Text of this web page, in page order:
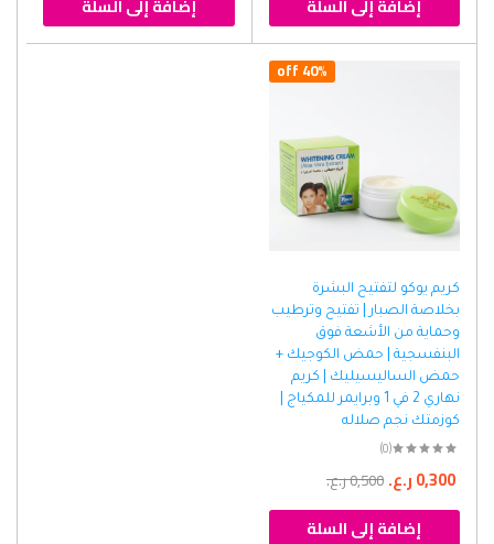
إضافة إلى السلة إضافة إلى السلة
40% off
كريم يوكو لتفتيح البشرة
بخلاصة الصبار | تفتيح وترطيب
وحماية من الأشعة فوق
البنفسجية | حمض الكوجيك +
حمض الساليسيليك | كريم
نهاري 2 في 1 وبرايمر للمكياج |
كوزمتك نجم صلاله
(0)
0,500ر.ع. 0,300ر.ع.
إضافة إلى السلة